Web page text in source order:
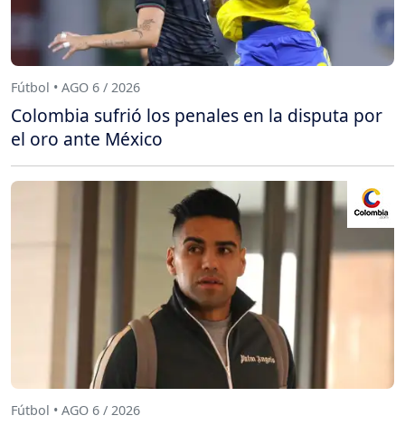
Fútbol • AGO 6 / 2026
Colombia sufrió los penales en la disputa por
el oro ante México
Fútbol • AGO 6 / 2026